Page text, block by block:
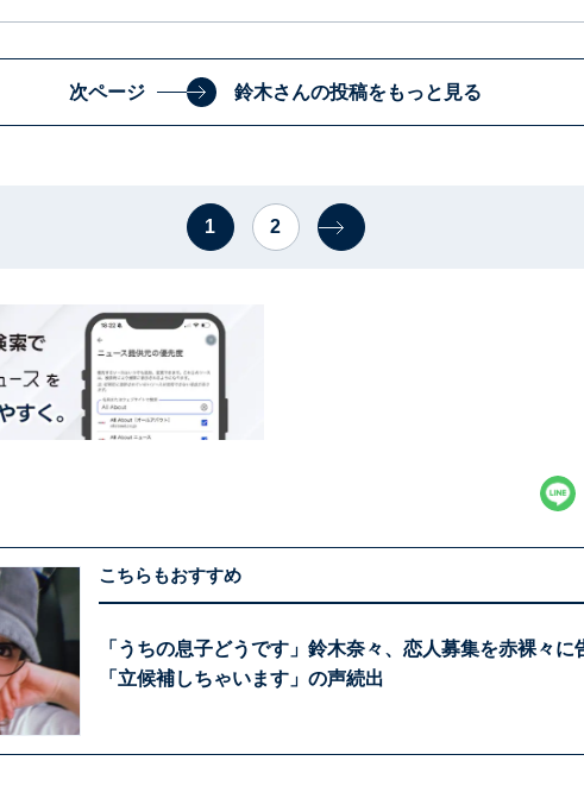
次ページ 鈴木さんの投稿をもっと見る
1 2
こちらもおすすめ
「うちの息子どうです」鈴木奈々、恋人募集を赤裸々に
「立候補しちゃいます」の声続出